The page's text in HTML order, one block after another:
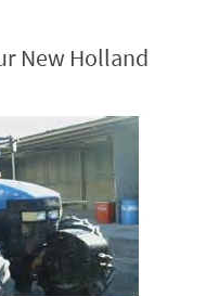
New Holland